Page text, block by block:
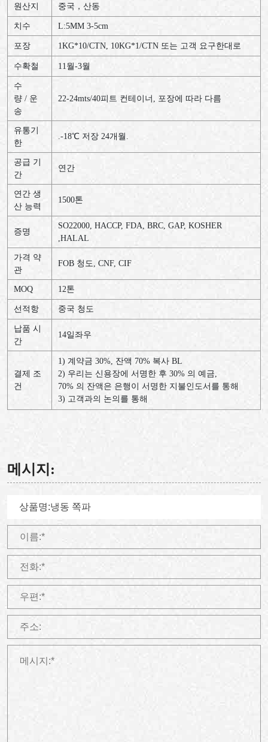
원산지 중국，산동
치수 L:5MM 3-5cm
포장 1KG*10/CTN, 10KG*1/CTN 또는 고객 요구한대로
수확철 11월-3월
수
량 / 운
송
22-24mts/40피트 컨테이너, 포장에 따라 다름
유통기
한
.-18℃ 저장 24개월.
공급 기
간
연간
연간 생
산 능력
1500톤
증명
SO22000, HACCP, FDA, BRC, GAP, KOSHER
,HALAL
가격 약
관
FOB 청도, CNF, CIF
MOQ 12톤
선적항 중국 청도
납품 시
간
14일좌우
결제 조
건
1) 계약금 30%, 잔액 70% 복사 BL
2) 우리는 신용장에 서명한 후 30% 의 예금,
70% 의 잔액은 은행이 서명한 지불인도서를 통해
3) 고객과의 논의를 통해
메시지: